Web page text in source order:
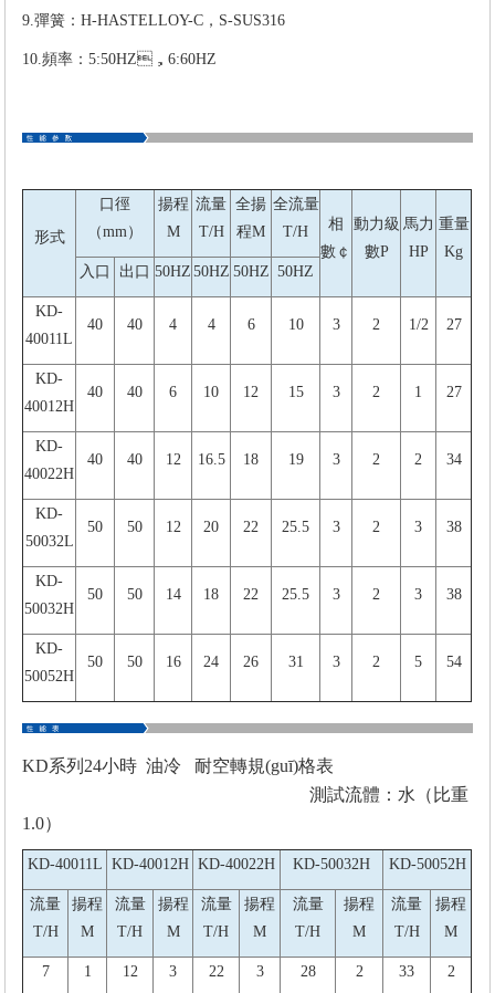
9.彈簧：H-HASTELLOY-C，S-SUS316
10.頻率：5:50HZ，6:60HZ
形式
口徑
（mm）
揚程
M
流量
T/H
全揚
程M
全流量
T/H
相
數￠
動力級
數P
馬力
HP
重量
Kg
入口
出口 50HZ 50HZ 50HZ 50HZ
KD-
40011L
40 40 4 4 6 10 3 2 1/2 27
KD-
40012H
40 40 6 10 12 15 3 2 1 27
KD-
40022H
40 40 12 16.5 18 19 3 2 2 34
KD-
50032L
50 50 12 20 22 25.5 3 2 3 38
KD-
50032H
50 50 14 18 22 25.5 3 2 3 38
KD-
50052H
50 50 16 24 26 31 3 2 5 54
KD系列24小時 油冷 耐空轉規(guī)格表
測試流體：水（比重
1.0）
KD-40011L KD-40012H KD-40022H KD-50032H KD-50052H
流量
T/H
揚程
M
流量
T/H
揚程
M
流量
T/H
揚程
M
流量
T/H
揚程
M
流量
T/H
揚程
M
7 1 12 3 22 3 28 2 33 2